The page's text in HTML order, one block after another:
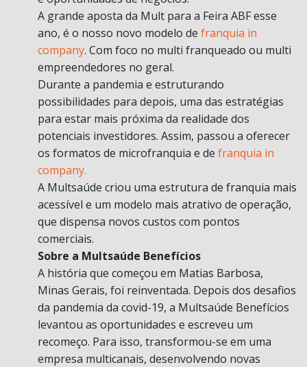
A grande aposta da Mult para a Feira ABF esse
ano, é o nosso novo modelo de franquia in
company. Com foco no multi franqueado ou multi
empreendedores no geral.
Durante a pandemia e estruturando
possibilidades para depois, uma das estratégias
para estar mais próxima da realidade dos
potenciais investidores. Assim, passou a oferecer
os formatos de microfranquia e de franquia in
company.
A Multsaúde criou uma estrutura de franquia mais
acessível e um modelo mais atrativo de operação,
que dispensa novos custos com pontos
comerciais.
Sobre a Multsaúde Benefícios
A história que começou em Matias Barbosa,
Minas Gerais, foi reinventada. Depois dos desafios
da pandemia da covid-19, a Multsaúde Benefícios
levantou as oportunidades e escreveu um
recomeço. Para isso, transformou-se em uma
empresa multicanais, desenvolvendo novas